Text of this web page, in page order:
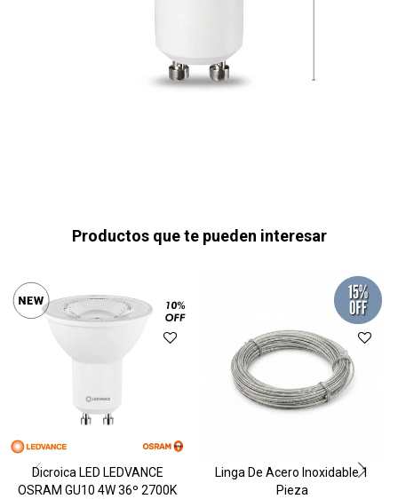
Productos que te pueden interesar
Dicroica LED LEDVANCE
OSRAM GU10 4W 36º 2700K
Linga De Acero Inoxidable 1
Pieza